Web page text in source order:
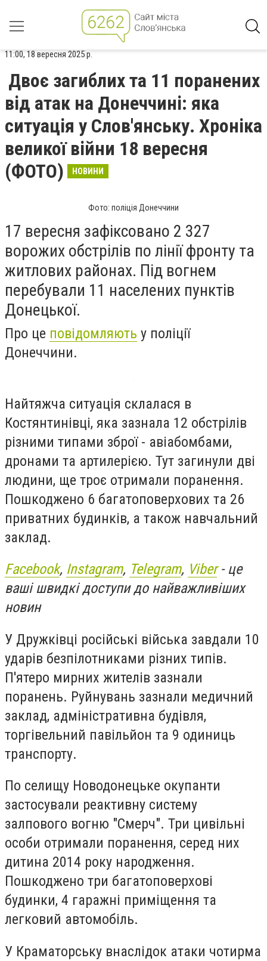
11:00, 18 вересня 2025 р.
Двоє загиблих та 11 поранених
від атак на Донеччині: яка
ситуація у Слов'янську. Хроніка
великої війни 18 вересня
(ФОТО)
НОВИНИ
Фото: поліція Донеччини
17 вересня зафіксовано 2 327
ворожих обстрілів по лінії фронту та
житлових районах. Під вогнем
перебували 11 населених пунктів
Донецької.
Про це повідомляють у поліції
Донеччини.
Найтяжча ситуація склалася в
Костянтинівці, яка зазнала 12 обстрілів
різними типами зброї - авіабомбами,
дронами та артилерією. Тут загинули дві
людини, ще троє отримали поранення.
Пошкоджено 6 багатоповерхових та 26
приватних будинків, а також навчальний
заклад.
Facebook, Instagram, Telegram, Viber- це
ваші швидкі доступи до найважливіших
новин
У Дружківці російські війська завдали 10
ударів безпілотниками різних типів.
П'ятеро мирних жителів зазнали
поранень. Руйнувань зазнали медичний
заклад, адміністративна будівля,
торгівельний павільйон та 9 одиниць
транспорту.
По селищу Новодонецьке окупанти
застосували реактивну систему
залпового вогню "Смерч". Три цивільні
особи отримали поранення, серед них
дитина 2014 року народження.
Пошкоджено три багатоповерхові
будинки, 4 гаражні приміщення та
легковий автомобіль.
У Краматорську внаслідок атаки чотирма